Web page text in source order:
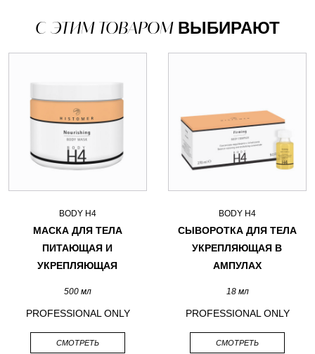
С ЭТИМ ТОВАРОМВЫБИРАЮТ
BODY H4
МАСКА ДЛЯ ТЕЛА
ПИТАЮЩАЯ И
УКРЕПЛЯЮЩАЯ
500 мл
PROFESSIONAL ONLY
СМОТРЕТЬ
BODY H4
СЫВОРОТКА ДЛЯ ТЕЛА
УКРЕПЛЯЮЩАЯ В
АМПУЛАХ
18 мл
PROFESSIONAL ONLY
СМОТРЕТЬ